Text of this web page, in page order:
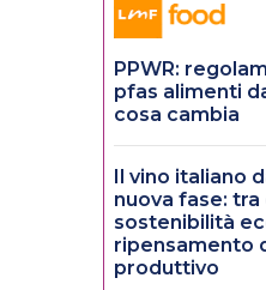
PPWR:
pfas alimenti
cosa cambia
Il vino italiano
nuova fase:
sostenibilità
ripensamento
produttivo